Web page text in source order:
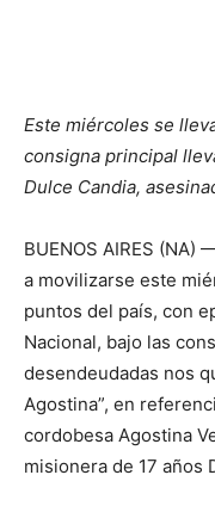
Este miércoles se
consigna principal
Dulce Candia,
BUENOS AIRES
a movilizarse este
puntos del país, con
Nacional, bajo las
desendeudadas nos
Agostina”, en
cordobesa Agostina
misionera de 17 años